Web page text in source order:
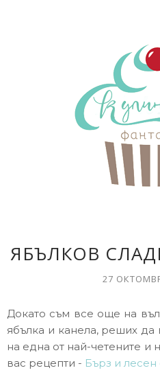
ЯБЪЛКОВ
27
Докато съм все още на
ябълка и канела, реших
на една от най-четените и
вас рецепти - Бърз и